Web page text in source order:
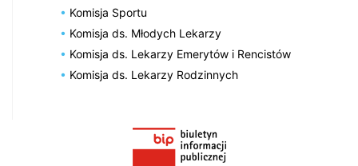
Komisja Sportu
Komisja ds. Młodych Lekarzy
Komisja ds. Lekarzy Emerytów i Rencistów
Komisja ds. Lekarzy Rodzinnych